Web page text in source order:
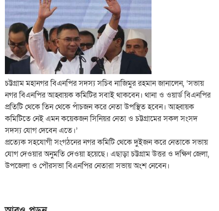
চট্টগ্রাম মহানগর বিএনপির সদস্য সচিব নাজিমুর রহমান জানালেন, ‘সভায়
নগর বিএনপির আহ্বায়ক কমিটির সবাই থাকবেন। থানা ও ওয়ার্ড বিএনপির
প্রতিটি থেকে তিন থেকে পাঁচজন করে নেতা উপস্থিত হবেন। আহ্বায়ক
কমিটিতে নেই এমন কয়েকজন সিনিয়র নেতা ও চট্টগ্রামের সকল সংসদ
সদস্য যোগ দেবেন এতে।’
প্রত্যেক সহযোগী সংগঠনের নগর কমিটি থেকে দুইজন করে নেতাকে সভায়
যোগ দেওয়ার অনুমতি দেওয়া হয়েছে। এছাড়া চট্টগ্রাম উত্তর ও দক্ষিণ জেলা,
উপজেলা ও পৌরসভা বিএনপির নেতারা সভায় অংশ নেবেন।